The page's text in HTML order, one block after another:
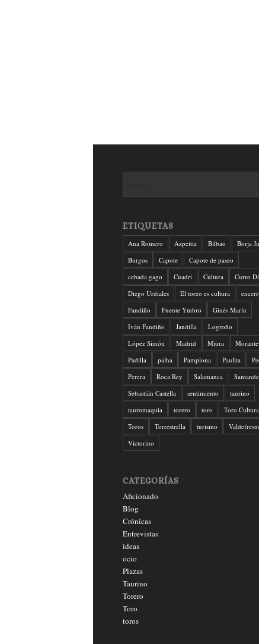
ETIQUETAS
Ana Romero Azpeitia Bilbao
Borja
Burgos
Capote
Capote de paseo
cebada gago
Cuadri Cultura
Curro
Diego Urdiales
El toreo es cultura
Fandiño
Fuente Ymbro
Ginés Marín
Iván Fandiño
Jandilla
Logroño
López Simón
Madrid Miura
Morante
Padilla
palha Pamplona Paulita
Perera
Roca Rey Salamanca
Sebastián Castella
sentimiento
taurino
tauromaquia
torero toro
Toro Cultura
Toros
Torrestrella turismo
Victorino
CATEGORÍAS
Aficionado
Blog
Crónicas
Entrevistas
ideas
ocio
Plazas
Taurino
Torero
Toro
toros